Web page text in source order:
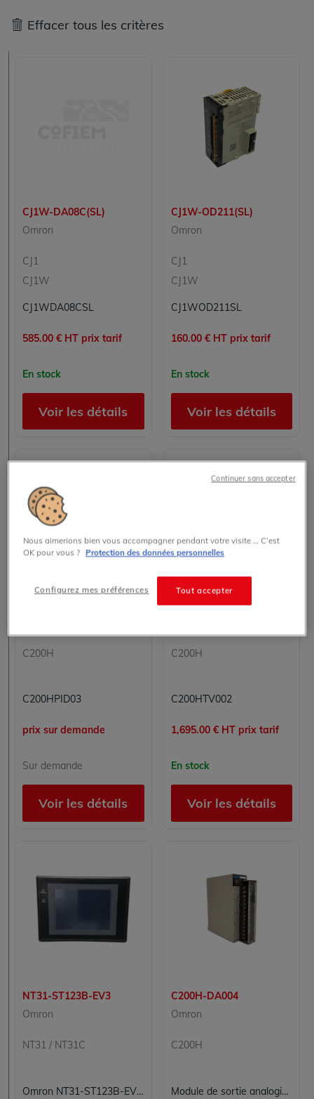
Effacer tous les critères
CJ1W-DA08C(SL)
Omron
CJ1
CJ1W
CJ1WDA08CSL
585.00 € HT prix tarif
En stock
Voir les détails
CJ1W-OD211(SL)
Omron
CJ1
CJ1W
CJ1WOD211SL
160.00 € HT prix tarif
En stock
Voir les détails
C200H
C200HPID03
prix sur demande
Sur demande
Voir les détails
C200H-TV002
C200H
C200HTV002
1,695.00 € HT prix tarif
En stock
Voir les détails
NT31-ST123B-EV3
Omron
NT31 / NT31C
Omron NT31-ST123B-EV3 Terminal de dialogue tactile IHM 5,7 pouces monochrome série NT31
C200H-DA004
Omron
C200H
Module de sortie analogique Omron C200H-DA004 Unité D/A pour automate C200H
Nous aimerions bien vous accompagner pendant votre visite … C’est
OK pour vous ? Protection des données personnelles
Tout accepter
Configurez mes préférences
Continuer sans accepter